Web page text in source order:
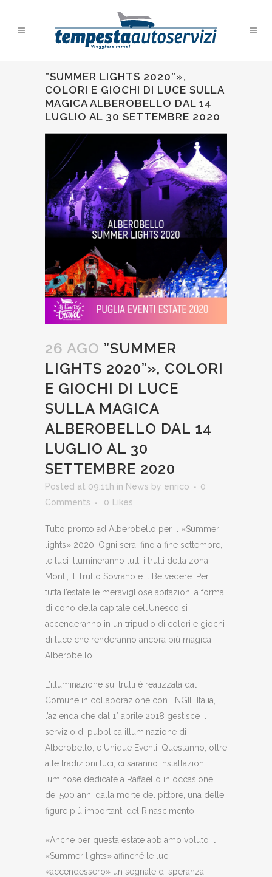
”SUMMER LIGHTS 2020”»,
COLORI E GIOCHI DI LUCE SULLA
MAGICA ALBEROBELLO DAL 14
LUGLIO AL 30 SETTEMBRE 2020
26 AGO ”SUMMER
LIGHTS 2020”», COLORI
E GIOCHI DI LUCE
SULLA MAGICA
ALBEROBELLO DAL 14
LUGLIO AL 30
SETTEMBRE 2020
Posted at 09:11h in News by enrico
0
Comments
0 Likes
Tutto pronto ad Alberobello per il «Summer
lights» 2020. Ogni sera, fino a fine settembre,
le luci illumineranno tutti i trulli della zona
Monti, il Trullo Sovrano e il Belvedere. Per
tutta l’estate le meravigliose abitazioni a forma
di cono della capitale dell’Unesco si
accenderanno in un tripudio di colori e giochi
di luce che renderanno ancora più magica
Alberobello.
L’illuminazione sui trulli è realizzata dal
Comune in collaborazione con ENGIE Italia,
l’azienda che dal 1° aprile 2018 gestisce il
servizio di pubblica illuminazione di
Alberobello, e Unique Eventi. Quest’anno, oltre
alle tradizioni luci, ci saranno installazioni
luminose dedicate a Raffaello in occasione
dei 500 anni dalla morte del pittore, una delle
figure più importanti del Rinascimento.
«Anche per questa estate abbiamo voluto il
«Summer lights» affinché le luci
«accendessero» un segnale di speranza